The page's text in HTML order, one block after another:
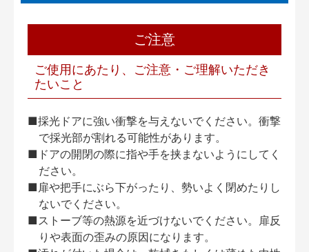
ご注意
ご使用にあたり、ご注意・ご理解いただき
たいこと
■採光ドアに強い衝撃を与えないでください。衝撃
で採光部が割れる可能性があります。
■ドアの開閉の際に指や手を挟まないようにしてく
ださい。
■扉や把手にぶら下がったり、勢いよく閉めたりし
ないでください。
■ストーブ等の熱源を近づけないでください。扉反
りや表面の歪みの原因になります。